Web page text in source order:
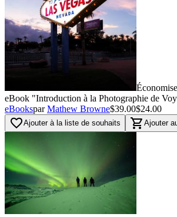
eBook "Introduction à la Photographie de
eBookspar Mathew Browne$39.00$24.00
favorite_borderAjouter à la liste de souhaits shopping_cart Ajouter